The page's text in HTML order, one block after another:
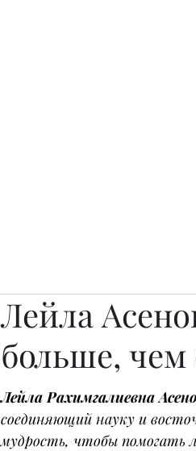
Лейла
больше,
Лейла Рахимгалиевна
соединяющий науку и
мудрость, чтобы